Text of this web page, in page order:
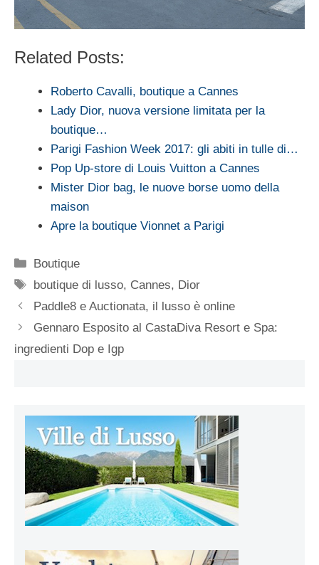
Related Posts:
Roberto Cavalli, boutique a Cannes
Lady Dior, nuova versione limitata per la
boutique…
Parigi Fashion Week 2017: gli abiti in tulle di…
Pop Up-store di Louis Vuitton a Cannes
Mister Dior bag, le nuove borse uomo della
maison
Apre la boutique Vionnet a Parigi
Categorie
Boutique
Tag
boutique di lusso, Cannes, Dior
Paddle8 e Auctionata, il lusso è online
Gennaro Esposito al CastaDiva Resort e Spa:
ingredienti Dop e Igp